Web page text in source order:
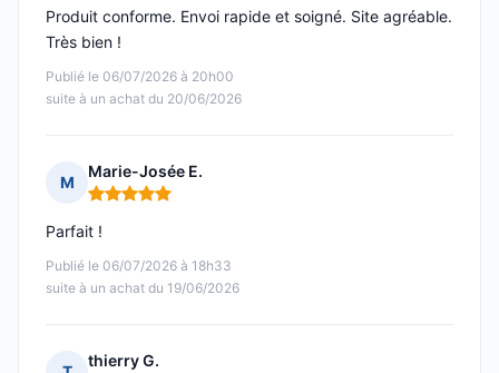
Publié le 06/07/2026 à 20h00
suite à un achat du 20/06/2026
Produit conforme. Envoi rapide et soigné. Site agréable.
Très bien !
M
Marie-Josée E.
Note : 5 sur 5
Publié le 06/07/2026 à 18h33
suite à un achat du 19/06/2026
Parfait !
thierry G.